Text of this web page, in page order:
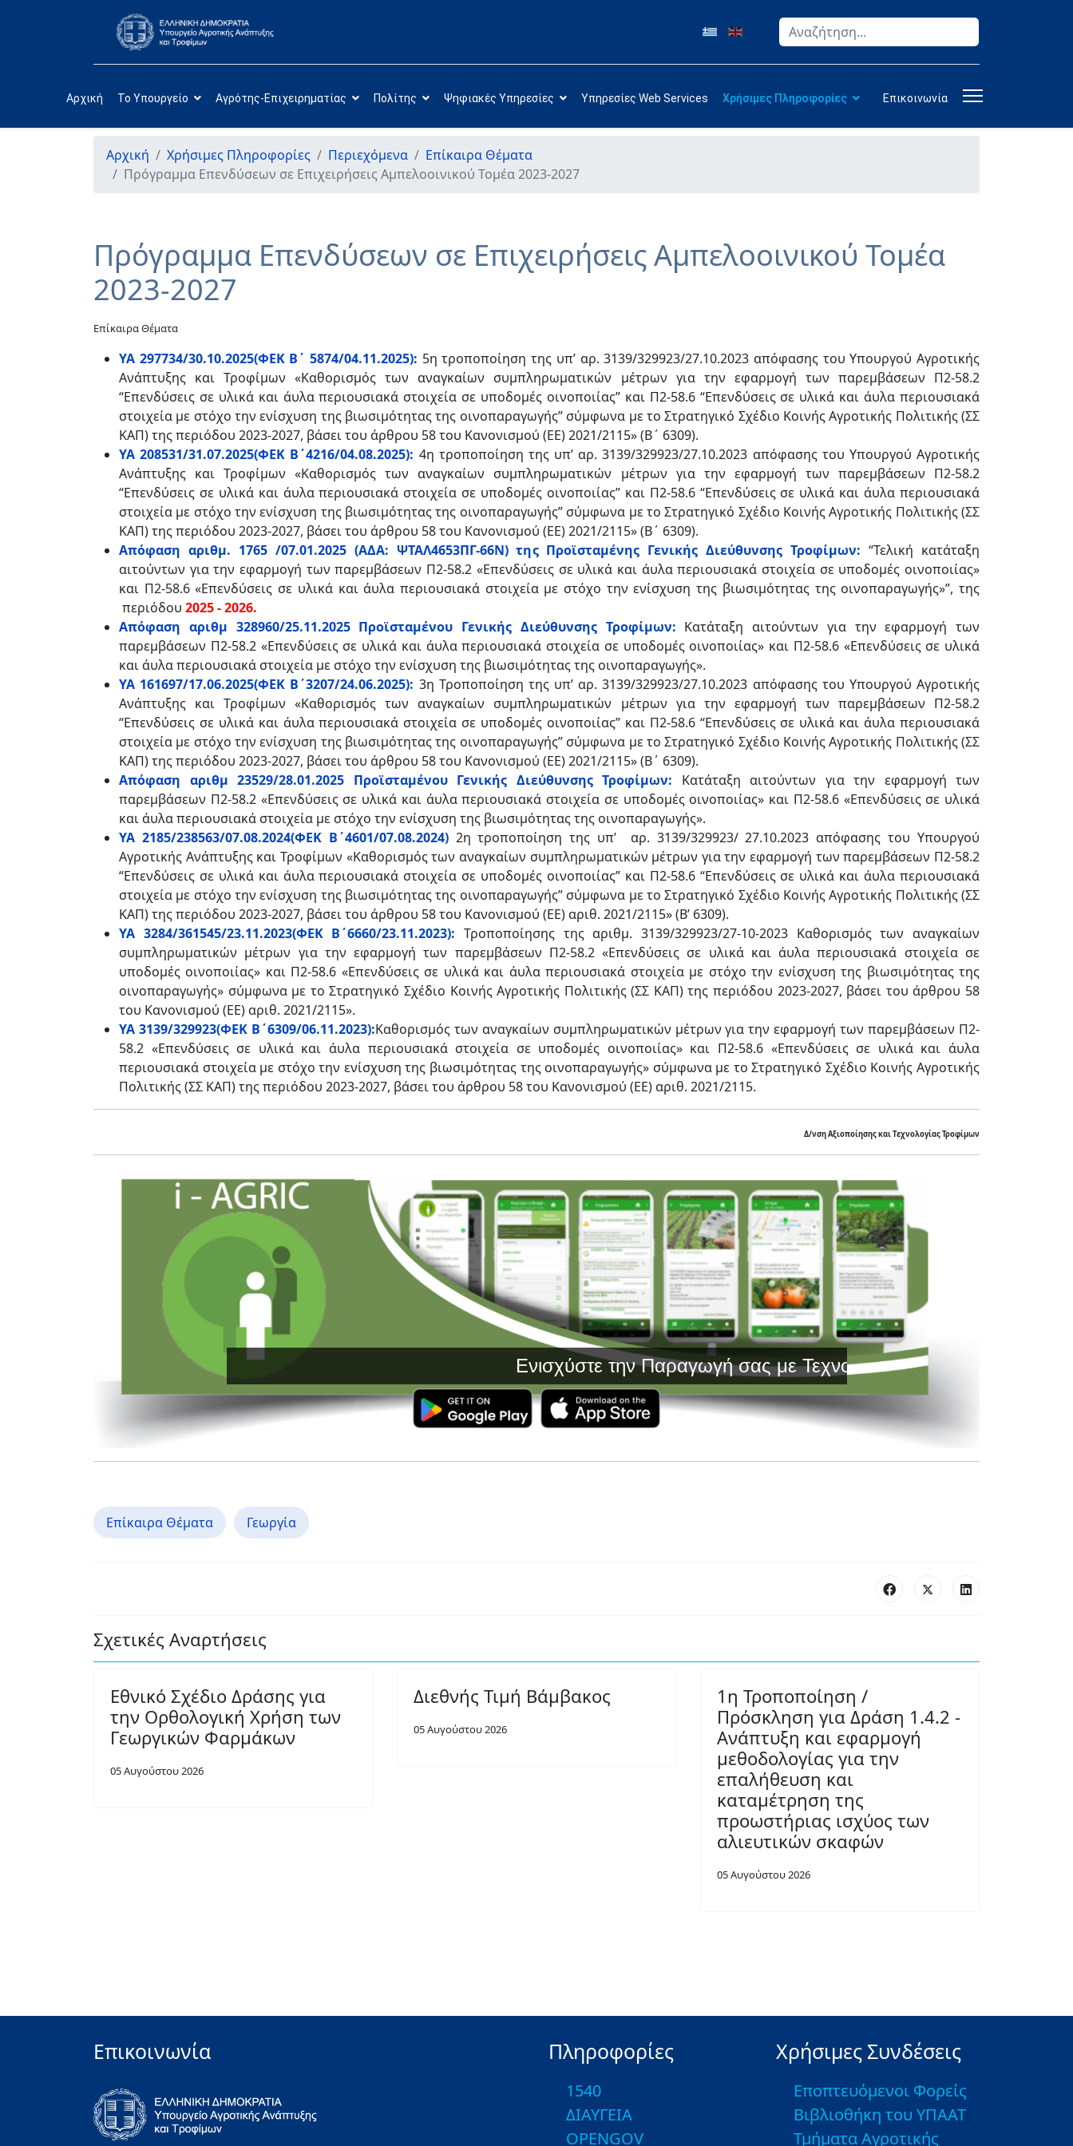
Αναζήτηση
Αρχική Το Υπουργείο Αγρότης-Επιχειρηματίας Πολίτης Ψηφιακές Υπηρεσίες Υπηρεσίες Web Services Χρήσιμες Πληροφορίες Επικοινωνία
Αρχική Χρήσιμες Πληροφορίες Περιεχόμενα
Επίκαιρα Θέματα
Πρόγραμμα Επενδύσεων σε Επιχειρήσεις Αμπελοοινικού Τομέα 2023-2027
Πρόγραμμα Επενδύσεων σε Επιχειρήσεις Αμπελοοινικού Τομέα
2023-2027
Επίκαιρα Θέματα
ΥΑ 297734/30.10.2025(ΦΕΚ Β΄ 5874/04.11.2025): 5η τροποποίηση της υπ’ αρ. 3139/329923/27.10.2023 απόφασης του Υπουργού Αγροτικής
Ανάπτυξης και Τροφίμων «Καθορισμός των αναγκαίων συμπληρωματικών μέτρων για την εφαρμογή των παρεμβάσεων Π2-58.2
“Επενδύσεις σε υλικά και άυλα περιουσιακά στοιχεία σε υποδομές οινοποιίας” και Π2-58.6 “Επενδύσεις σε υλικά και άυλα περιουσιακά
στοιχεία με στόχο την ενίσχυση της βιωσιμότητας της οινοπαραγωγής” σύμφωνα με το Στρατηγικό Σχέδιο Κοινής Αγροτικής Πολιτικής (ΣΣ
ΚΑΠ) της περιόδου 2023-2027, βάσει του άρθρου 58 του Κανονισμού (ΕΕ) 2021/2115» (Β΄ 6309).
ΥΑ 208531/31.07.2025(ΦΕΚ Β΄4216/04.08.2025): 4η τροποποίηση της υπ’ αρ. 3139/329923/27.10.2023 απόφασης του Υπουργού Αγροτικής
Ανάπτυξης και Τροφίμων «Καθορισμός των αναγκαίων συμπληρωματικών μέτρων για την εφαρμογή των παρεμβάσεων Π2-58.2
“Επενδύσεις σε υλικά και άυλα περιουσιακά στοιχεία σε υποδομές οινοποιίας” και Π2-58.6 “Επενδύσεις σε υλικά και άυλα περιουσιακά
στοιχεία με στόχο την ενίσχυση της βιωσιμότητας της οινοπαραγωγής” σύμφωνα με το Στρατηγικό Σχέδιο Κοινής Αγροτικής Πολιτικής (ΣΣ
ΚΑΠ) της περιόδου 2023-2027, βάσει του άρθρου 58 του Κανονισμού (ΕΕ) 2021/2115» (Β΄ 6309).
Απόφαση αριθμ. 1765 /07.01.2025 (ΑΔΑ: ΨΤΑΛ4653ΠΓ-66Ν) της Προϊσταμένης Γενικής Διεύθυνσης Τροφίμων: “Τελική κατάταξη
αιτούντων για την εφαρμογή των παρεμβάσεων Π2-58.2 «Επενδύσεις σε υλικά και άυλα περιουσιακά στοιχεία σε υποδομές οινοποιίας»
και Π2-58.6 «Επενδύσεις σε υλικά και άυλα περιουσιακά στοιχεία με στόχο την ενίσχυση της βιωσιμότητας της οινοπαραγωγής»”, της
περιόδου 2025 - 2026.
Απόφαση αριθμ 328960/25.11.2025 Προϊσταμένου Γενικής Διεύθυνσης Τροφίμων: Κατάταξη αιτούντων για την εφαρμογή των
παρεμβάσεων Π2-58.2 «Επενδύσεις σε υλικά και άυλα περιουσιακά στοιχεία σε υποδομές οινοποιίας» και Π2-58.6 «Επενδύσεις σε υλικά
και άυλα περιουσιακά στοιχεία με στόχο την ενίσχυση της βιωσιμότητας της οινοπαραγωγής».
ΥΑ 161697/17.06.2025(ΦΕΚ Β΄3207/24.06.2025): 3η Τροποποίηση της υπ’ αρ. 3139/329923/27.10.2023 απόφασης του Υπουργού Αγροτικής
Ανάπτυξης και Τροφίμων «Καθορισμός των αναγκαίων συμπληρωματικών μέτρων για την εφαρμογή των παρεμβάσεων Π2-58.2
“Επενδύσεις σε υλικά και άυλα περιουσιακά στοιχεία σε υποδομές οινοποιίας” και Π2-58.6 “Επενδύσεις σε υλικά και άυλα περιουσιακά
στοιχεία με στόχο την ενίσχυση της βιωσιμότητας της οινοπαραγωγής” σύμφωνα με το Στρατηγικό Σχέδιο Κοινής Αγροτικής Πολιτικής (ΣΣ
ΚΑΠ) της περιόδου 2023-2027, βάσει του άρθρου 58 του Κανονισμού (ΕΕ) 2021/2115» (Β΄ 6309).
Απόφαση αριθμ 23529/28.01.2025 Προϊσταμένου Γενικής Διεύθυνσης Τροφίμων: Κατάταξη αιτούντων για την εφαρμογή των
παρεμβάσεων Π2-58.2 «Επενδύσεις σε υλικά και άυλα περιουσιακά στοιχεία σε υποδομές οινοποιίας» και Π2-58.6 «Επενδύσεις σε υλικά
και άυλα περιουσιακά στοιχεία με στόχο την ενίσχυση της βιωσιμότητας της οινοπαραγωγής».
ΥΑ 2185/238563/07.08.2024(ΦΕΚ Β΄4601/07.08.2024) 2η τροποποίηση της υπ’ αρ. 3139/329923/ 27.10.2023 απόφασης του Υπουργού
Αγροτικής Ανάπτυξης και Τροφίμων «Καθορισμός των αναγκαίων συμπληρωματικών μέτρων για την εφαρμογή των παρεμβάσεων Π2-58.2
“Επενδύσεις σε υλικά και άυλα περιουσιακά στοιχεία σε υποδομές οινοποιίας” και Π2-58.6 “Επενδύσεις σε υλικά και άυλα περιουσιακά
στοιχεία με στόχο την ενίσχυση της βιωσιμότητας της οινοπαραγωγής” σύμφωνα με το Στρατηγικό Σχέδιο Κοινής Αγροτικής Πολιτικής (ΣΣ
ΚΑΠ) της περιόδου 2023-2027, βάσει του άρθρου 58 του Κανονισμού (ΕΕ) αριθ. 2021/2115» (Β’ 6309).
ΥΑ 3284/361545/23.11.2023(ΦΕΚ Β΄6660/23.11.2023): Τροποποίησης της αριθμ. 3139/329923/27-10-2023 Καθορισμός των αναγκαίων
συμπληρωματικών μέτρων για την εφαρμογή των παρεμβάσεων Π2-58.2 «Επενδύσεις σε υλικά και άυλα περιουσιακά στοιχεία σε
υποδομές οινοποιίας» και Π2-58.6 «Επενδύσεις σε υλικά και άυλα περιουσιακά στοιχεία με στόχο την ενίσχυση της βιωσιμότητας της
οινοπαραγωγής» σύμφωνα με το Στρατηγικό Σχέδιο Κοινής Αγροτικής Πολιτικής (ΣΣ ΚΑΠ) της περιόδου 2023-2027, βάσει του άρθρου 58
του Κανονισμού (ΕΕ) αριθ. 2021/2115».
ΥΑ 3139/329923(ΦΕΚ Β΄6309/06.11.2023):Καθορισμός των αναγκαίων συμπληρωματικών μέτρων για την εφαρμογή των παρεμβάσεων Π2-
58.2 «Επενδύσεις σε υλικά και άυλα περιουσιακά στοιχεία σε υποδομές οινοποιίας» και Π2-58.6 «Επενδύσεις σε υλικά και άυλα
περιουσιακά στοιχεία με στόχο την ενίσχυση της βιωσιμότητας της οινοπαραγωγής» σύμφωνα με το Στρατηγικό Σχέδιο Κοινής Αγροτικής
Πολιτικής (ΣΣ ΚΑΠ) της περιόδου 2023-2027, βάσει του άρθρου 58 του Κανονισμού (ΕΕ) αριθ. 2021/2115.
Δ/νση Αξιοποίησης και Τεχνολογίας Τροφίμων
Ενισχύστε την Παραγωγή σας με Τεχνολογία Αιχμής και Έγκυρη
Επίκαιρα Θέματα Γεωργία
Σχετικές Αναρτήσεις
Εθνικό Σχέδιο Δράσης για
την Ορθολογική Χρήση των
Γεωργικών Φαρμάκων
05 Αυγούστου 2026
Διεθνής Τιμή Βάμβακος
05 Αυγούστου 2026
1η Τροποποίηση /
Πρόσκληση για Δράση 1.4.2 -
Ανάπτυξη και εφαρμογή
μεθοδολογίας για την
επαλήθευση και
καταμέτρηση της
προωστήριας ισχύος των
αλιευτικών σκαφών
05 Αυγούστου 2026
Επικοινωνία Πληροφορίες
1540
ΔΙΑΥΓΕΙΑ
OPENGOV
Χρήσιμες Συνδέσεις
Εποπτευόμενοι Φορείς
Βιβλιοθήκη του ΥΠΑΑΤ
Τμήματα Αγροτικής